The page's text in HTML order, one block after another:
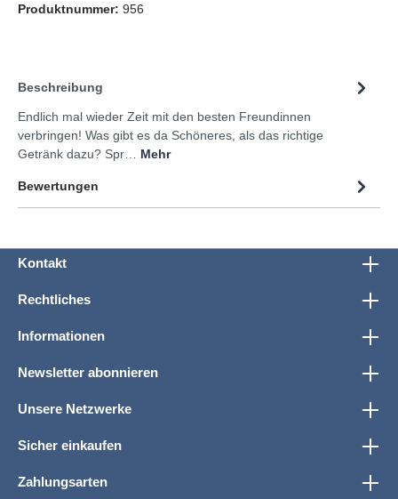
Produktnummer: 956
Beschreibung
Endlich mal wieder Zeit mit den besten Freundinnen
verbringen! Was gibt es da Schöneres, als das richtige
Getränk dazu? Spr… Mehr
Bewertungen
Kontakt
Rechtliches
Informationen
Newsletter abonnieren
Unsere Netzwerke
Sicher einkaufen
Zahlungsarten